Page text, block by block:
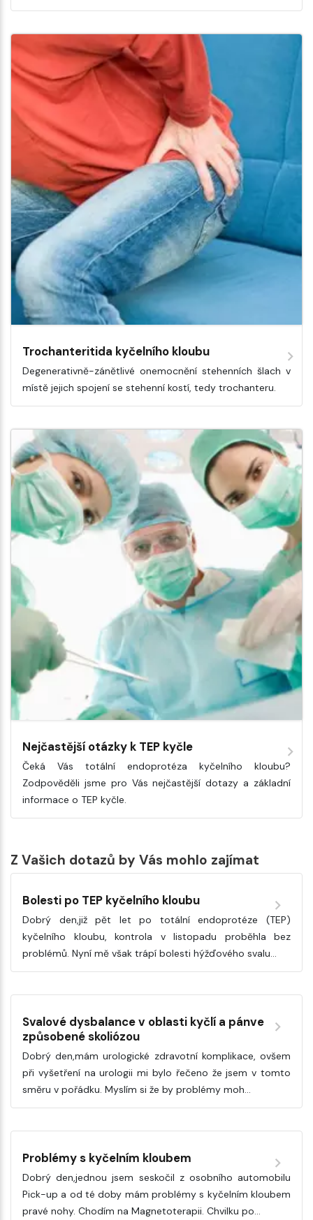
Trochanteritida kyčelního kloubu
Degenerativně-zánětlivé onemocnění stehenních šlach v
místě jejich spojení se stehenní kostí, tedy trochanteru.
Nejčastější otázky k TEP kyčle
Čeká Vás totální endoprotéza kyčelního kloubu?
Zodpověděli jsme pro Vás nejčastější dotazy a základní
informace o TEP kyčle.
Z Vašich dotazů by Vás mohlo zajímat
Bolesti po TEP kyčelního kloubu
Dobrý den,již pět let po totální endoprotéze (TEP)
kyčelního kloubu, kontrola v listopadu proběhla bez
problémů. Nyní mě však trápí bolesti hýžďového svalu…
Svalové dysbalance v oblasti kyčlí a pánve
způsobené skoliózou
Dobrý den,mám urologické zdravotní komplikace, ovšem
při vyšetření na urologii mi bylo řečeno že jsem v tomto
směru v pořádku. Myslím si že by problémy moh…
Problémy s kyčelním kloubem
Dobrý den,jednou jsem seskočil z osobního automobilu
Pick-up a od té doby mám problémy s kyčelním kloubem
pravé nohy. Chodím na Magnetoterapii. Chvilku po…